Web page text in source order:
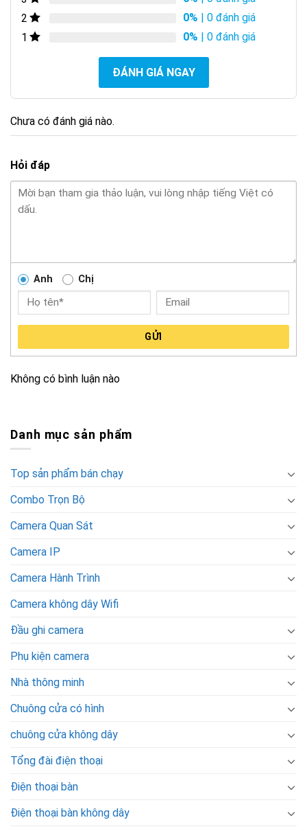
2
0% | 0 đánh giá
1
0% | 0 đánh giá
ĐÁNH GIÁ NGAY
Chưa có đánh giá nào.
Hỏi đáp
Anh Chị
GỬI
Không có bình luận nào
Danh mục sản phẩm
Top sản phẩm bán chạy
Combo Trọn Bộ
Camera Quan Sát
Camera IP
Camera Hành Trình
Camera không dây Wifi
Đầu ghi camera
Phụ kiện camera
Nhà thông minh
Chuông cửa có hình
chuông cửa không dây
Tổng đài điện thoại
Điện thoại bàn
Điện thoại bàn không dây